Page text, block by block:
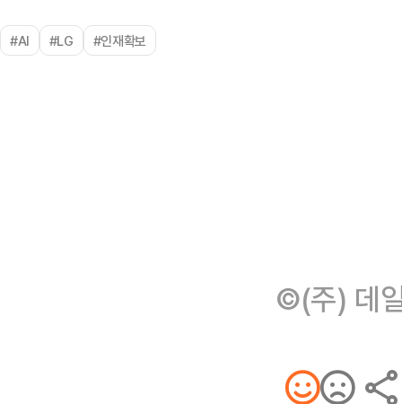
#AI #LG #인재확보
©(주) 데